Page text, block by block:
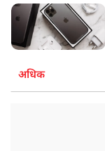
अधिक